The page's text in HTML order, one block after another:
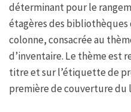
déterminant pour le
étagères des bibliothèques
colonne, consacrée au
d’inventaire. Le thème est
titre et sur l’étiquette de
première de couverture du